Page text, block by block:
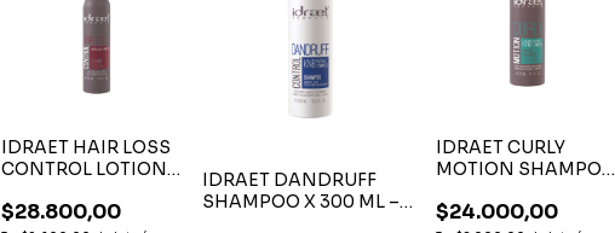
IDRAET HAIR LOSS
CONTROL LOTION X
ANTICAÍDA
$28.800,00
IDRAET DANDRUFF
SHAMPOO X 300 ML –
IDRAET CURLY
MOTION SHAMPOO
– SHAMPOO SIN
$24.000,00